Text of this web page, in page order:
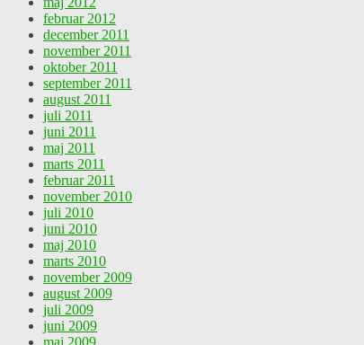
februar 2012
december 2011
november 2011
oktober 2011
september 2011
august 2011
juli 2011
juni 2011
maj 2011
marts 2011
februar 2011
november 2010
juli 2010
juni 2010
maj 2010
marts 2010
november 2009
august 2009
juli 2009
juni 2009
maj 2009